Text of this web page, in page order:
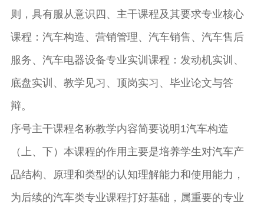
则，具有服从意识四、主干课程及其要求专业核心
课程：汽车构造、营销管理、汽车销售、汽车售后
服务、汽车电器设备专业实训课程：发动机实训、
底盘实训、教学见习、顶岗实习、毕业论文与答
辩。
序号主干课程名称教学内容简要说明1汽车构造
（上、下）本课程的作用主要是培养学生对汽车产
品结构、原理和类型的认知理解能力和使用能力，
为后续的汽车类专业课程打好基础，属重要的专业